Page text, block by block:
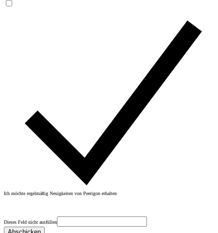
Ich möchte regelmäßig Neuigkeiten von Peerigon erhalten
Dieses Feld nicht ausfüllen